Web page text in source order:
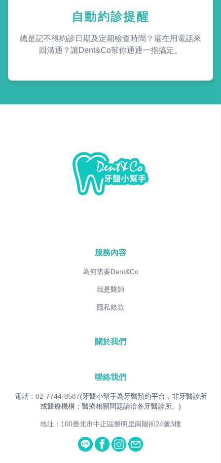
自動約診提醒
總是記不得約診日期及定期檢查時間？還在用電話來
回溝通？讓Dent&Co幫你通通一指搞定。
服務內容
為何需要Dent&Co
我是醫師
隱私條款
關於我們
聯絡我們
電話：02-7744-8587(牙醫小幫手為牙醫預約平台，非牙醫診所
或醫療機構；醫療相關問題請洽各牙醫診所。)
地址：100臺北市中正區黎明里南陽街24號3樓